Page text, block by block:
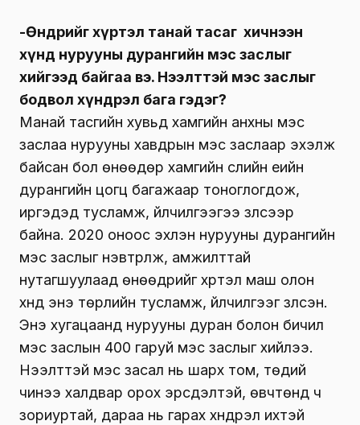
-Өнөөдрийг хүртэл танай тасаг хичнээн
хүнд нурууны дурангийн мэс заслыг
хийгээд байгаа вэ. Нээлттэй мэс заслыг
бодвол хүндрэл бага гэдэг?
Манай тасгийн хувьд хамгийн анхны мэс
заслаа нурууны хавдрын мэс заслаар эхэлж
байсан бол өнөөдөр хамгийн сүүлийн үеийн
дурангийн цогц багажаар тоноглогдож,
иргэдэд тусламж, үйлчилгээгээ үзүүлсээр
байна. 2020 оноос эхлэн нурууны дурангийн
мэс заслыг нэвтрүүлж, амжилттай
нутагшуулаад өнөөдрийг хүртэл маш олон
хүнд энэ төрлийн тусламж, үйлчилгээг үзүүлсэн.
Энэ хугацаанд нурууны дуран болон бичил
мэс заслын 400 гаруй мэс заслыг хийлээ.
Нээлттэй мэс засал нь шарх том, төдий
чинээ халдвар орох эрсдэлтэй, өвчтөнд ч
зориуртай, дараа нь гарах хүндрэл ихтэй